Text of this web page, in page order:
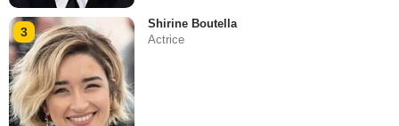
3
Shirine Boutella
Actrice